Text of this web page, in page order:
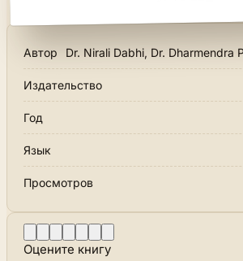
Автор Dr. Nirali Dabhi, Dr. Dharmendra
Издательство
Год
Язык
Просмотров
Оцените книгу